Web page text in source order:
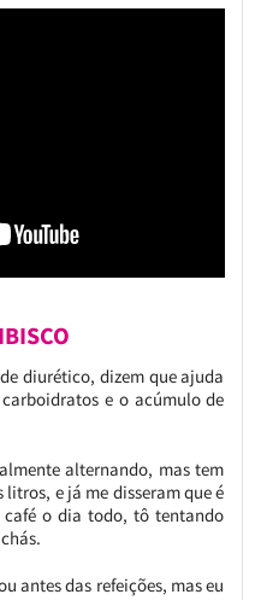
diurético, dizem que ajuda
e o acúmulo de
alternando, mas tem
e já me disseram que é
o dia todo, tô tentando
antes das refeições, mas eu